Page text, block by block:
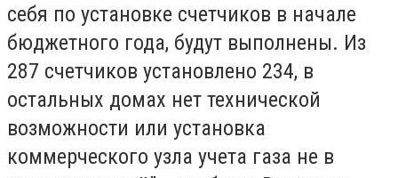
себя по установке счетчиков в начале
бюджетного года, будут выполнены. Из
287 счетчиков установлено 234, в
остальных домах нет технической
возможности или установка
коммерческого узла учета газа не в